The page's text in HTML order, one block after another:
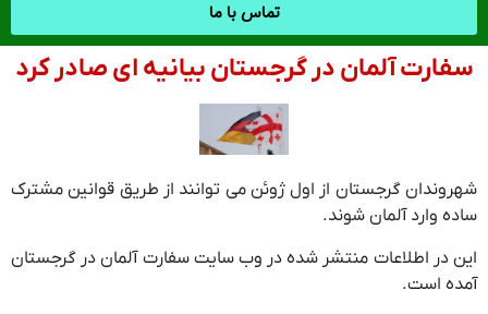
تماس با ما
سفارت آلمان در گرجستان بیانیه ای صادر کرد
شهروندان گرجستان از اول ژوئن می توانند از طریق قوانین مشترک
ساده وارد آلمان شوند.
این در اطلاعات منتشر شده در وب سایت سفارت آلمان در گرجستان
آمده است.